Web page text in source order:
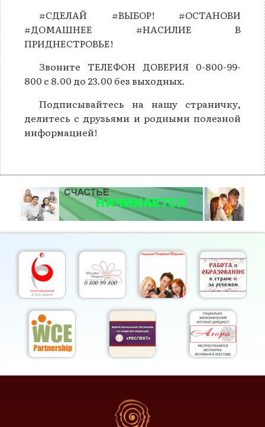
#СДЕЛАЙ #ВЫБОР! #ОСТАНОВИ
#ДОМАШНЕЕ #НАСИЛИЕ В
ПРИДНЕСТРОВЬЕ!
Звоните ТЕЛЕФОН ДОВЕРИЯ 0-800-99-
800 с 8.00 до 23.00 без выходных.
Подписывайтесь на нашу страничку,
делитесь с друзьями и родными полезной
информацией!